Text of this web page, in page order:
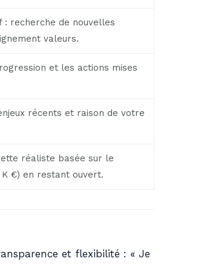
: recherche de nouvelles
valeurs.
et les actions mises
récents et raison de votre
réaliste basée sur le
€) en restant ouvert.
et flexibilité : « Je